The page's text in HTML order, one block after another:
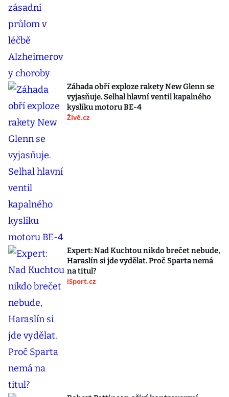
Záhada obří exploze rakety New Glenn se
vyjasňuje. Selhal hlavní ventil kapalného
kyslíku motoru BE-4
Živě.cz
Expert: Nad Kuchtou nikdo brečet nebude,
Haraslín si jde vydělat. Proč Sparta nemá
na titul?
iSport.cz